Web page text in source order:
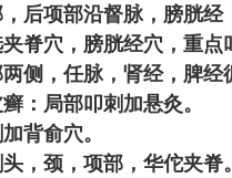
后项部沿督脉，膀胱
脊穴，膀胱经穴，重
侧，任脉，肾经，脾
：局部叩刺加悬灸。
背俞穴。
，颈，项部，华佗夹